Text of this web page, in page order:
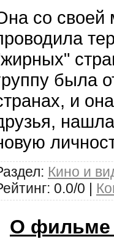
со своей
была
и
Кино и
0.0/0 |
О фильме